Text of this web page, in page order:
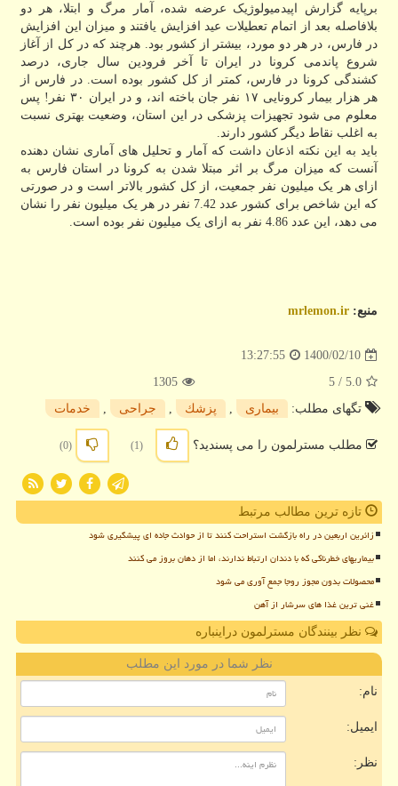
برپایه گزارش اپیدمیولوژیک عرضه شده، آمار مرگ و ابتلا، هر دو
بلافاصله بعد از اتمام تعطیلات عید افزایش یافتند و میزان این افزایش
در فارس، در هر دو مورد، بیشتر از کشور بود. هرچند که در کل از آغاز
شروع پاندمی کرونا در ایران تا آخر فرودین سال جاری، درصد
کشندگی کرونا در فارس، کمتر از کل کشور بوده است. در فارس از
هر هزار بیمار کرونایی ۱۷ نفر جان باخته اند، و در ایران ۳۰ نفر! پس
معلوم می شود تجهیزات پزشکی در این استان، وضعیت بهتری نسبت
به اغلب نقاط دیگر کشور دارند.
باید به این نکته اذعان داشت که آمار و تحلیل های آماری نشان دهنده
آنست که میزان مرگ بر اثر مبتلا شدن به کرونا در استان فارس به
ازای هر یک میلیون نفر جمعیت، از کل کشور بالاتر است و در صورتی
که این شاخص برای کشور عدد 7.42 نفر در هر یک میلیون نفر را نشان
می دهد، این عدد 4.86 نفر به ازای یک میلیون نفر بوده است.
منبع: mrlemon.ir
1400/02/10
13:27:55
5.0
/ 5
1305
تگهای مطلب:
بیماری , پزشك , جراحی , خدمات
مطلب مسترلمون را می پسندید؟ (1)
(0)
تازه ترین مطالب مرتبط
زائرین اربعین در راه بازگشت استراحت کنند تا از حوادث جاده ای پیشگیری شود
بیماریهای خطرناکی که با دندان ارتباط ندارند، اما از دهان بروز می کنند
محصولات بدون مجوز روجا جمع آوری می شود
غنی ترین غذا های سرشار از آهن
نظر بینندگان مسترلمون دراینباره
نظر شما در مورد این مطلب
نام:
ایمیل:
نظر: